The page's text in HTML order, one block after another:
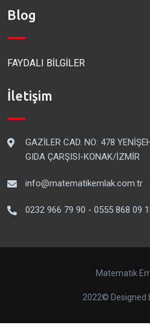
Blog
FAYDALI BİLGİLER
İletişim
GAZİLER CAD. NO: 478
GIDA ÇARŞISI-KONAK/İZMİR
info@matematikemlak.com.tr
0232 966 79 90 - 0555 868 09
Matematik
2022© Designed